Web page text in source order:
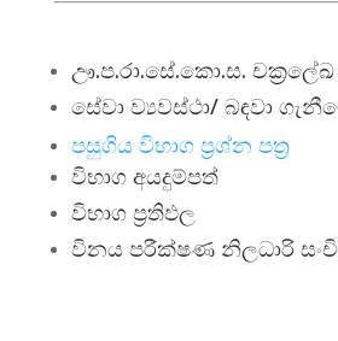
ඌ.ප.රා.සේ.කො.ස. චක්‍රලේඛ
සේවා ව්‍යවස්ථා/ බඳවා
පසුගිය විභාග ප්‍රශ්න පත්‍ර
විභාග අයදුම්පත්
විභාග ප්‍රතිඵල
විනය පරීක්ෂණ නිලධාරි